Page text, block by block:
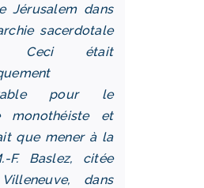
Jérusalem dans
sacerdotale
Ceci était
pour le
monothéiste et
que mener à la
F. Baslez, citée
dans